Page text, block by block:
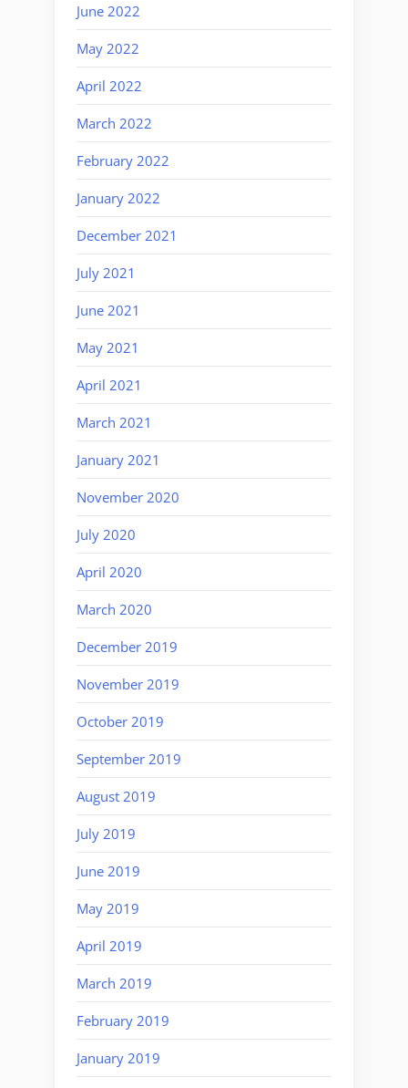
June 2022
May 2022
April 2022
March 2022
February 2022
January 2022
December 2021
July 2021
June 2021
May 2021
April 2021
March 2021
January 2021
November 2020
July 2020
April 2020
March 2020
December 2019
November 2019
October 2019
September 2019
August 2019
July 2019
June 2019
May 2019
April 2019
March 2019
February 2019
January 2019